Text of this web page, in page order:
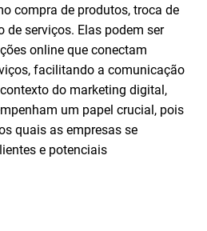
compra de produtos, troca de
de serviços. Elas podem ser
online que conectam
facilitando a comunicação
do marketing digital,
um papel crucial, pois
quais as empresas se
e potenciais